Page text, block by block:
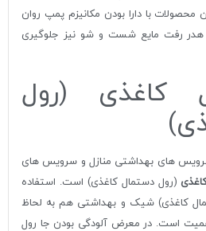
با دارا بودن مکانیزم پمپ روان
هدر رفت مایع شست و شو نیز جلوگیری
کاغذی (رول
های بهداشتی منازل و سرویس های
(رول دستمال کاغذی) است. استفاده
کاغذی) شیک و بهداشتی هم به لحاظ
است. در معرض آلودگی بودن جا رول